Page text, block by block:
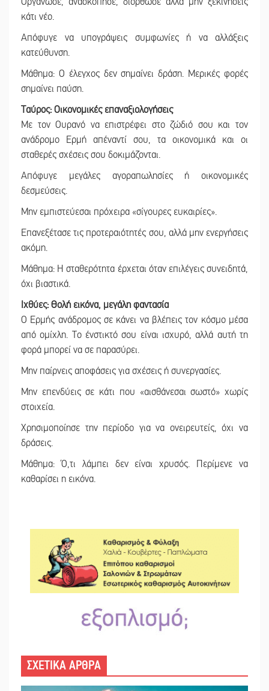
κάτι νέο.
Απόφυγε να υπογράψεις συμφωνίες ή να αλλάξεις
κατεύθυνση.
Μάθημα: Ο έλεγχος δεν σημαίνει δράση. Μερικές φορές
σημαίνει παύση.
Ταύρος: Οικονομικές επαναξιολογήσεις
Με τον Ουρανό να επιστρέφει στο ζώδιό σου και τον
ανάδρομο Ερμή απέναντί σου, τα οικονομικά και οι
σταθερές σχέσεις σου δοκιμάζονται.
Απόφυγε μεγάλες αγοραπωλησίες ή οικονομικές
δεσμεύσεις.
Μην εμπιστεύεσαι πρόχειρα «σίγουρες ευκαιρίες».
Επανεξέτασε τις προτεραιότητές σου, αλλά μην ενεργήσεις
ακόμη.
Μάθημα: Η σταθερότητα έρχεται όταν επιλέγεις συνειδητά,
όχι βιαστικά.
Ιχθύες: Θολή εικόνα, μεγάλη φαντασία
Ο Ερμής ανάδρομος σε κάνει να βλέπεις τον κόσμο μέσα
από ομίχλη. Το ένστικτό σου είναι ισχυρό, αλλά αυτή τη
φορά μπορεί να σε παρασύρει.
Μην παίρνεις αποφάσεις για σχέσεις ή συνεργασίες.
Μην επενδύεις σε κάτι που «αισθάνεσαι σωστό» χωρίς
στοιχεία.
Χρησιμοποίησε την περίοδο για να ονειρευτείς, όχι να
δράσεις.
Μάθημα: Ό,τι λάμπει δεν είναι χρυσός. Περίμενε να
καθαρίσει η εικόνα.
ΣΧΕΤΙΚΑ ΑΡΘΡΑ